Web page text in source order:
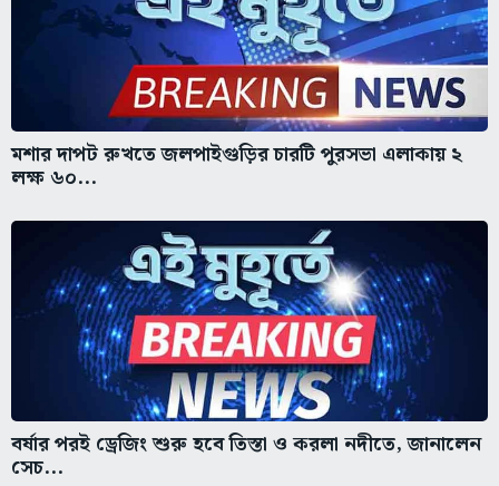
মশার দাপট রুখতে জলপাইগুড়ির চারটি পুরসভা এলাকায় ২
লক্ষ ৬০...
বর্ষার পরই ড্রেজিং শুরু হবে তিস্তা ও করলা নদীতে, জানালেন
সেচ...